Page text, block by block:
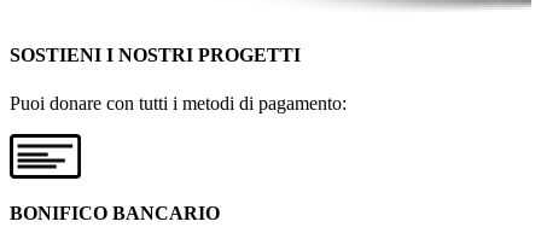
SOSTIENI I NOSTRI PROGETTI
Puoi donare con tutti i metodi di pagamento:
BONIFICO BANCARIO